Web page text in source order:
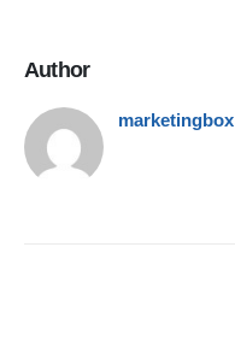
Author
marketingbox